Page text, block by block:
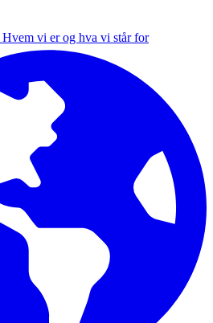
Hvem vi er og hva vi står for